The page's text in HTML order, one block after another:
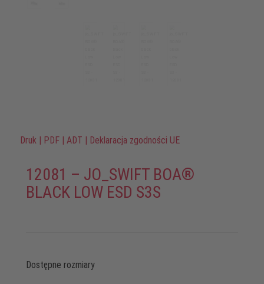
Druk | PDF | ADT | Deklaracja zgodności UE
12081 – JO_SWIFT BOA®
BLACK LOW ESD S3S
Dostępne rozmiary